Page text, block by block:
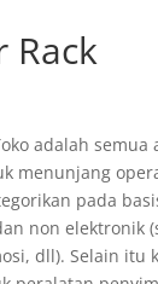
Rack
adalah semua
menunjang
pada
non elektronik
dll). Selain itu